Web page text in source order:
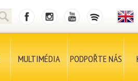
MULTIMÉDIA PODPOŘTE NÁS